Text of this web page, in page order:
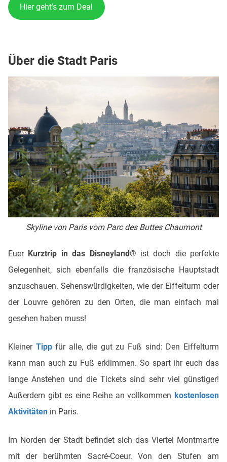
Hier geht’s zum Deal
Über die Stadt Paris
Skyline von Paris vom Parc des Buttes Chaumont
Euer Kurztrip in das Disneyland® ist doch die perfekte
Gelegenheit, sich ebenfalls die französische Hauptstadt
anzuschauen. Sehenswürdigkeiten, wie der Eiffelturm oder
der Louvre gehören zu den Orten, die man einfach mal
gesehen haben muss!
Kleiner Tippfür alle, die gut zu Fuß sind: Den Eiffelturm
kann man auch zu Fuß erklimmen. So spart ihr euch das
lange Anstehen und die Tickets sind sehr viel günstiger!
Außerdem gibt es eine Reihe an vollkommen kostenlosen
Aktivitäten in Paris.
Im Norden der Stadt befindet sich das Viertel Montmartre
mit der berühmten Sacré-Coeur. Von den Stufen am